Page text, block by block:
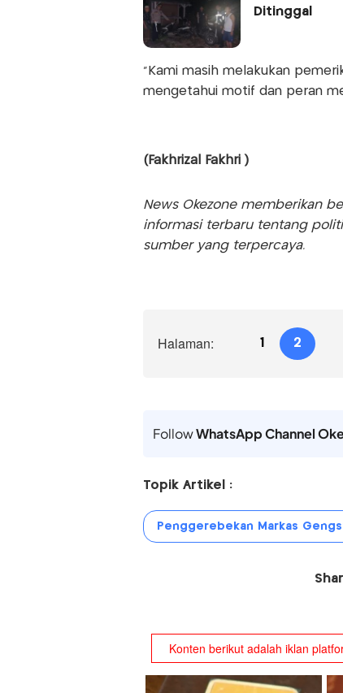
Ditinggal
"Kami masih melakukan
mengetahui motif dan peran
(Fakhrizal Fakhri )
News Okezone memberikan
informasi terbaru tentang
sumber yang terpercaya.
Halaman: 1 2
FollowWhatsApp Channel
Topik Artikel :
Penggerebekan Markas